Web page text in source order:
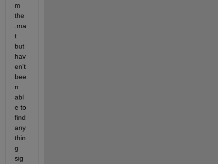
m
the
.ma
t
but
hav
en't
bee
n
abl
e to
find
any
thin
g
sig